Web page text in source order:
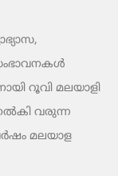
റൂവി മലയാളി
വരുന്ന
മലയാള